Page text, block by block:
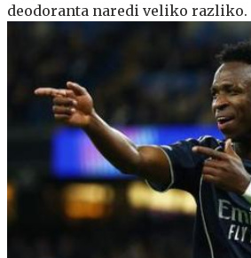
deodoranta naredi veliko razliko.